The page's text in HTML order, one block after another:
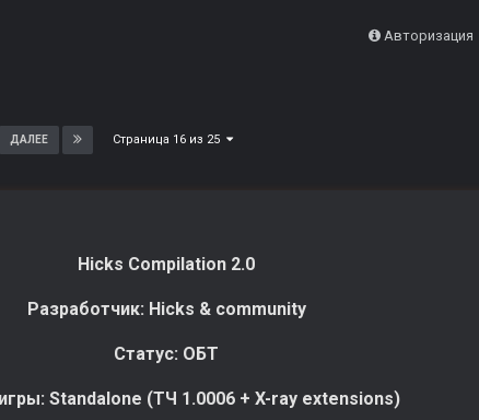
Авторизация
ДАЛЕЕ Страница 16 из 25
Hicks Compilation 2.0
Разработчик: Hicks & community
Статус: ОБТ
Standalone (ТЧ 1.0006 + X-ray extensions)